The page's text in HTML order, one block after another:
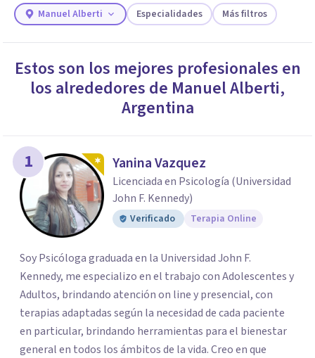
ENCONTRAR MI TERAPEUTA
¿Necesitas ayuda para encontrar el
psicólogo adecuado?
los profesionales que más se ajustan a tus
necesidades.
Responder cuestionario
Manuel Alberti Especialidades Más filtros
Estos son los mejores profesionales en
los alrededores de Manuel Alberti,
Argentina
1 Yanina Vazquez
Licenciada en Psicología (Universidad
John F. Kennedy)
Verificado Terapia Online
Soy Psicóloga graduada en la Universidad John F.
Kennedy, me especializo en el trabajo con Adolescentes y
Adultos, brindando atención on line y presencial, con
terapias adaptadas según la necesidad de cada paciente
en particular, brindando herramientas para el bienestar
general en todos los ámbitos de la vida. Creo en que